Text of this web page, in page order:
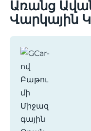
Առանց
Վարկային